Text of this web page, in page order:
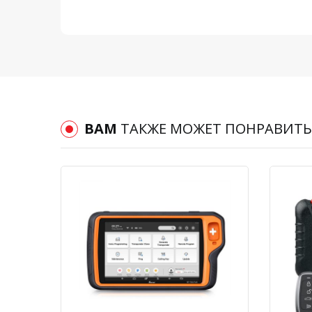
ВАМ ТАКЖЕ МОЖЕТ